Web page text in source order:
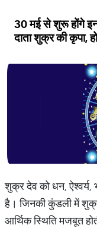
30 मई से शुरू होंगे
दाता शुक्र की कृपा,
शुक्र देव को धन, ऐश्वर्य,
है। जिनकी कुंडली में
आर्थिक स्थिति मजबूत